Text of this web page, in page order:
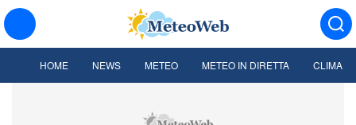
HOME NEWS METEO METEO IN DIRETTA CLIMA